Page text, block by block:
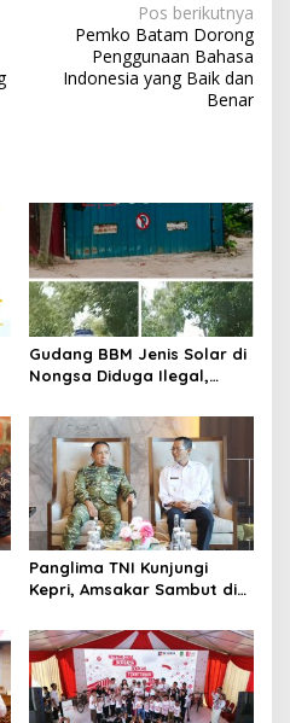
Pos berikutnya
Pemko Batam Dorong
Penggunaan Bahasa
Indonesia yang Baik dan
Benar
Gudang BBM Jenis Solar di
Nongsa Diduga Ilegal,
Kencingan Kapal
Panglima TNI Kunjungi
Kepri, Amsakar Sambut di
ke Lingga